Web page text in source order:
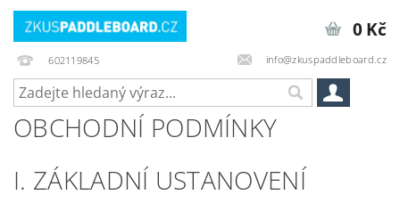
602119845 info@zkuspaddleboard.cz
0 Kč
OBCHODNÍ PODMÍNKY
I. ZÁKLADNÍ USTANOVENÍ